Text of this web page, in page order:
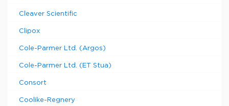
Cleaver Scientific
Clipox
Cole-Parmer Ltd. (Argos)
Cole-Parmer Ltd. (ET Stua)
Consort
Coolike-Regnery